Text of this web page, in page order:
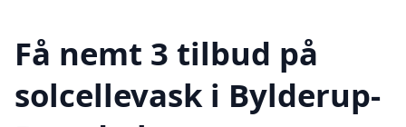
Få nemt 3 tilbud på
solcellevask i Bylderup-